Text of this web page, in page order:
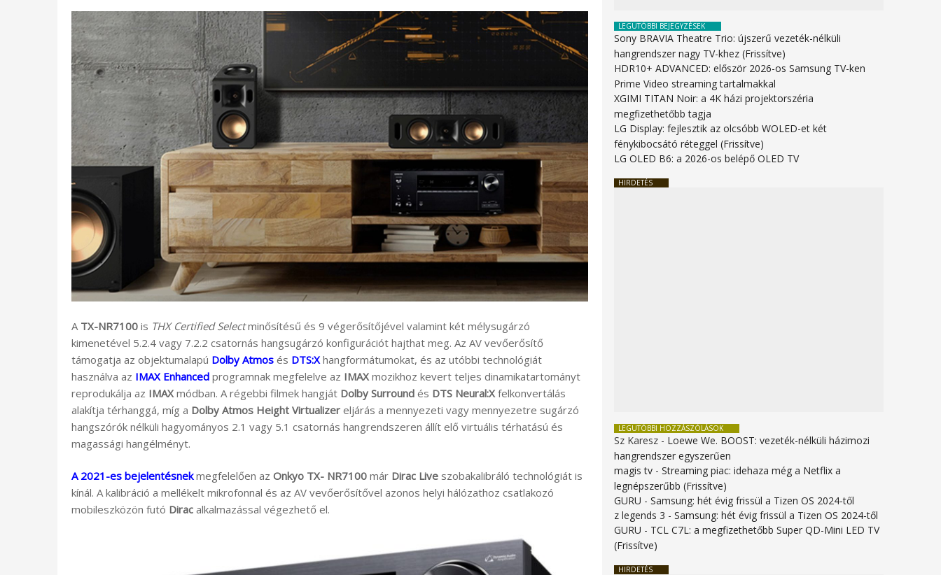
A TX-NR7100 is THX Certified Selectminősítésű és 9 végerősítőjével valamint két mélysugárzó
kimenetével 5.2.4 vagy 7.2.2 csatornás hangsugárzó konfigurációt hajthat meg. Az AV vevőerősítő
támogatja az objektumalapú Dolby Atmos és DTS:X hangformátumokat, és az utóbbi technológiát
használva az IMAX Enhanced programnak megfelelve az IMAX mozikhoz kevert teljes dinamikatartományt
reprodukálja az IMAX módban. A régebbi filmek hangját Dolby Surround és DTS Neural:X felkonvertálás
alakítja térhanggá, míg a Dolby Atmos Height Virtualizer eljárás a mennyezeti vagy mennyezetre sugárzó
hangszórók nélküli hagyományos 2.1 vagy 5.1 csatornás hangrendszeren állít elő virtuális térhatású és
magassági hangélményt.
A 2021-es bejelentésnekmegfelelően az Onkyo TX- NR7100 már Dirac Live szobakalibráló technológiát is
kínál. A kalibráció a mellékelt mikrofonnal és az AV vevőerősítővel azonos helyi hálózathoz csatlakozó
mobileszközön futó Dirac alkalmazással végezhető el.
LEGUTÓBBI BEJEGYZÉSEK
Sony BRAVIA Theatre Trio: újszerű vezeték-nélküli
hangrendszer nagy TV-khez (Frissítve)
HDR10+ ADVANCED: először 2026-os Samsung TV-ken
Prime Video streaming tartalmakkal
XGIMI TITAN Noir: a 4K házi projektorszéria
megfizethetőbb tagja
LG Display: fejlesztik az olcsóbb WOLED-et két
fénykibocsátó réteggel (Frissítve)
LG OLED B6: a 2026-os belépő OLED TV
HIRDETÉS
LEGUTÓBBI HOZZÁSZÓLÁSOK
Sz Karesz - Loewe We. BOOST: vezeték-nélküli házimozi
hangrendszer egyszerűen
magis tv -Streaming piac: idehaza még a Netflix a
legnépszerűbb (Frissítve)
GURU -Samsung: hét évig frissül a Tizen OS 2024-től
z legends 3 -Samsung: hét évig frissül a Tizen OS 2024-től
GURU - TCL C7L: a megfizethetőbb Super QD-Mini LED TV
(Frissítve)
HIRDETÉS